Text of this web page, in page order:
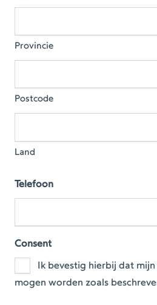
Provincie
Postcode
Land
Telefoon
Consent
Ik bevestig hierbij dat
mogen worden zoals